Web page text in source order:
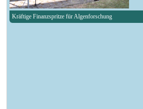
Kräftige Finanzspritze für Algenforschung